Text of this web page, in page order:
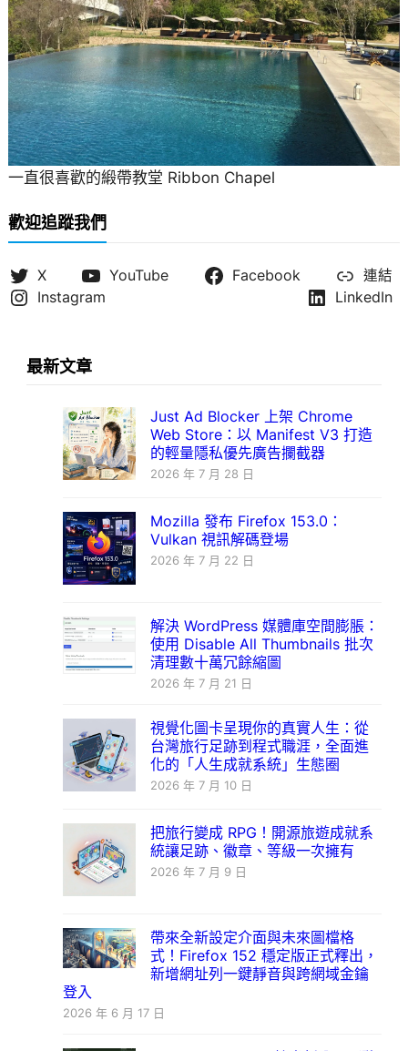
一直很喜歡的緞帶教堂 Ribbon Chapel
歡迎追蹤我們
X YouTube Facebook
連結
Instagram
LinkedIn
最新文章
Just Ad Blocker 上架 Chrome
Web Store：以 Manifest V3 打造
的輕量隱私優先廣告攔截器
2026 年 7 月 28 日
Mozilla 發布 Firefox 153.0：
Vulkan 視訊解碼登場
2026 年 7 月 22 日
解決 WordPress 媒體庫空間膨脹：
使用 Disable All Thumbnails 批次
清理數十萬冗餘縮圖
2026 年 7 月 21 日
視覺化圖卡呈現你的真實人生：從
台灣旅行足跡到程式職涯，全面進
化的「人生成就系統」生態圈
2026 年 7 月 10 日
把旅行變成 RPG！開源旅遊成就系
統讓足跡、徽章、等級一次擁有
2026 年 7 月 9 日
帶來全新設定介面與未來圖檔格
式！Firefox 152 穩定版正式釋出，
新增網址列一鍵靜音與跨網域金鑰
登入
2026 年 6 月 17 日